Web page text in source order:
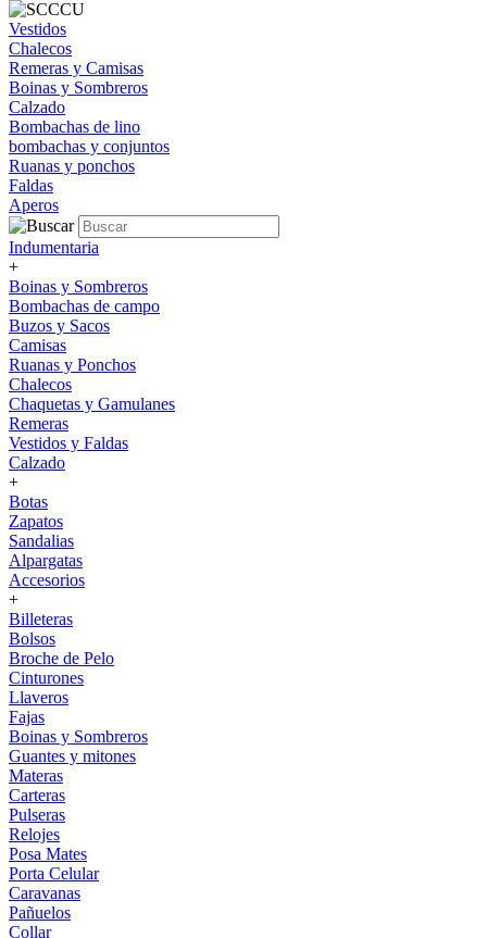
Vestidos
Chalecos
Remeras y Camisas
Boinas y Sombreros
Calzado
Bombachas de lino
bombachas y conjuntos
Ruanas y ponchos
Faldas
Aperos
Indumentaria
+
Boinas y Sombreros
Bombachas de campo
Buzos y Sacos
Camisas
Ruanas y Ponchos
Chalecos
Chaquetas y Gamulanes
Remeras
Vestidos y Faldas
Calzado
+
Botas
Zapatos
Sandalias
Alpargatas
Accesorios
+
Billeteras
Bolsos
Broche de Pelo
Cinturones
Llaveros
Fajas
Boinas y Sombreros
Guantes y mitones
Materas
Carteras
Pulseras
Relojes
Posa Mates
Porta Celular
Caravanas
Pañuelos
Collar